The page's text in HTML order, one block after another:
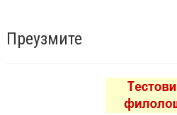
Преузмите